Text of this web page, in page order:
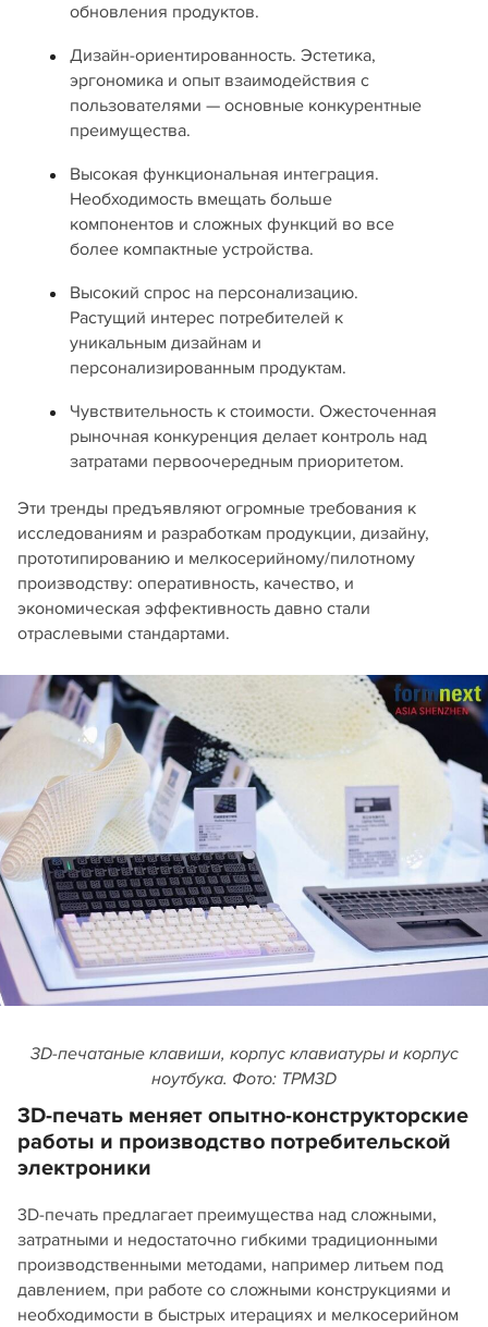
обновления продуктов.
Дизайн-ориентированность. Эстетика,
эргономика и опыт взаимодействия с
пользователями — основные конкурентные
преимущества.
Высокая функциональная интеграция.
Необходимость вмещать больше
компонентов и сложных функций во все
более компактные устройства.
Высокий спрос на персонализацию.
Растущий интерес потребителей к
уникальным дизайнам и
персонализированным продуктам.
Чувствительность к стоимости. Ожесточенная
рыночная конкуренция делает контроль над
затратами первоочередным приоритетом.
Эти тренды предъявляют огромные требования к
исследованиям и разработкам продукции, дизайну,
прототипированию и мелкосерийному/пилотному
производству: оперативность, качество, и
экономическая эффективность давно стали
отраслевыми стандартами.
3D-печатаные клавиши, корпус клавиатуры и корпус
ноутбука. Фото: TPM3D
3D-печать меняет опытно-конструкторские
работы и производство потребительской
электроники
3D-печать предлагает преимущества над сложными,
затратными и недостаточно гибкими традиционными
производственными методами, например литьем под
давлением, при работе со сложными конструкциями и
необходимости в быстрых итерациях и мелкосерийном